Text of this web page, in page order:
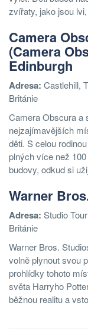
zvířaty, jako jsou
Camera
(Camera
Edinburgh
Adresa: Castlehill,
Británie
Camera Obscura a
nejzajímavějších
děti. S celou
plných více než
budovy, odkud si
Warner
Adresa: Studio
Británie
Warner Bros.
volně plynout svou
prohlídky tohoto
světa Harryho
běžnou realitu a